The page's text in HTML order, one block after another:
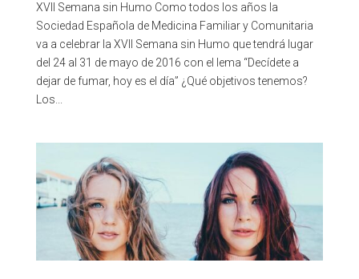
XVII Semana sin Humo Como todos los años la
Sociedad Española de Medicina Familiar y Comunitaria
va a celebrar la XVII Semana sin Humo que tendrá lugar
del 24 al 31 de mayo de 2016 con el lema “Decídete a
dejar de fumar, hoy es el día” ¿Qué objetivos tenemos?
Los...